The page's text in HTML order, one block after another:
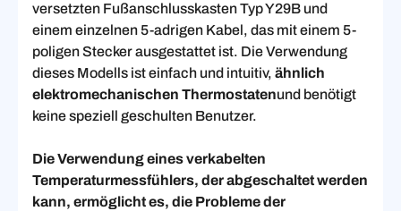
versetzten Fußanschlusskasten Typ Y29B und
einem einzelnen 5-adrigen Kabel, das mit einem 5-
poligen Stecker ausgestattet ist. Die Verwendung
dieses Modells ist einfach und intuitiv, ähnlich
elektromechanischen Thermostatenund benötigt
keine speziell geschulten Benutzer.
Die Verwendung eines verkabelten
Temperaturmessfühlers, der abgeschaltet werden
kann, ermöglicht es, die Probleme der